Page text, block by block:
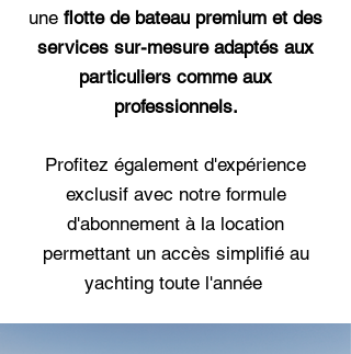
une flotte de bateau premium et des
services sur-mesure adaptés aux
particuliers comme aux
professionnels.
Profitez également d'expérience
exclusif avec notre formule
d'abonnement à la location
permettant un accès simplifié au
yachting toute l'année